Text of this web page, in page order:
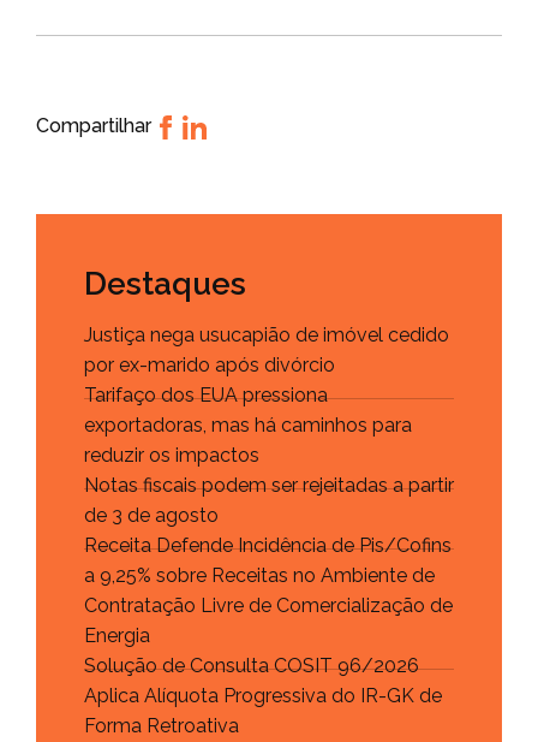
Compartilhar
Destaques
Justiça nega usucapião de imóvel cedido
por ex-marido após divórcio
Tarifaço dos EUA pressiona
exportadoras, mas há caminhos para
reduzir os impactos
Notas fiscais podem ser rejeitadas a partir
de 3 de agosto
Receita Defende Incidência de Pis/Cofins
a 9,25% sobre Receitas no Ambiente de
Contratação Livre de Comercialização de
Energia
Solução de Consulta COSIT 96/2026
Aplica Alíquota Progressiva do IR-GK de
Forma Retroativa